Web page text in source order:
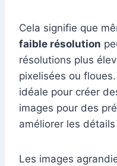
Cela signifie que
faible résolution
résolutions plus
pixelisées ou
idéale pour créer
images pour des
améliorer les
Les images